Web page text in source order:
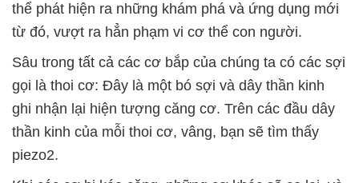
thể phát hiện ra những khám phá và ứng dụng mới
từ đó, vượt ra hẳn phạm vi cơ thể con người.
Sâu trong tất cả các cơ bắp của chúng ta có các sợi
gọi là thoi cơ: Đây là một bó sợi và dây thần kinh
ghi nhận lại hiện tượng căng cơ. Trên các đầu dây
thần kinh của mỗi thoi cơ, vâng, bạn sẽ tìm thấy
piezo2.